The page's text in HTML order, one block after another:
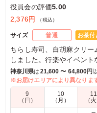
役員会の評価5.00
2,376円
（税込）
サイズ 普通 お茶付
ちらし寿司、白胡麻クリ
しました。行楽やイベン
※一部内容等が変更になる
さい。
神奈川県は21,600 〜 64,800円
※お届けエリアにより異なりま
9
（日）
10
（月）
11
（火